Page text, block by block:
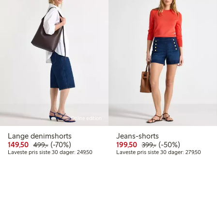
Online edition
Lange denimshorts
149,50 Rabattert pris: 149,50 kr
499,-Vanlig pris: 499,00 kr
70% rabatt
(-70%)
Laveste pris siste 30 dager: 249,50Laveste pris siste 30 dager: 249,50 kr
Jeans-shorts
199,50 Rabattert pris: 199,50 kr
399,-Vanlig pris: 399,00
50% rabatt
(-50%)
Laveste pris siste 30 dager: 279,50